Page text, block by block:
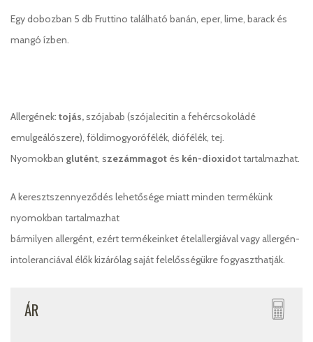
Egy dobozban 5 db Fruttino található banán, eper, lime, barack és
mangó ízben.
Allergének: tojás,szójabab (szójalecitin a fehércsokoládé
emulgeálószere), földimogyorófélék, diófélék, tej.
Nyomokban glutént, szezámmagot és kén-dioxidot tartalmazhat.
A keresztszennyeződés lehetősége miatt minden termékünk
nyomokban tartalmazhat
bármilyen allergént, ezért termékeinket ételallergiával vagy allergén-
intoleranciával élők kizárólag saját felelősségükre fogyaszthatják.
ÁR